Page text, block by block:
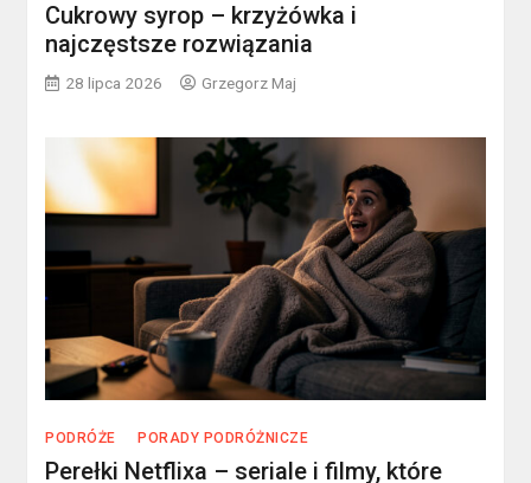
Cukrowy syrop – krzyżówka i
najczęstsze rozwiązania
28 lipca 2026 Grzegorz Maj
PODRÓŻE PORADY PODRÓŻNICZE
Perełki Netflixa – seriale i filmy, które